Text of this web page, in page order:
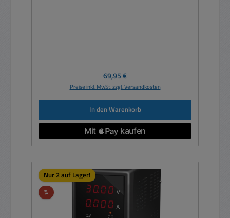
Regulärer Preis:
69,95 €
Preise inkl. MwSt. zzgl. Versandkosten
In den Warenkorb
Nur 2 auf Lager!
%Rabatt